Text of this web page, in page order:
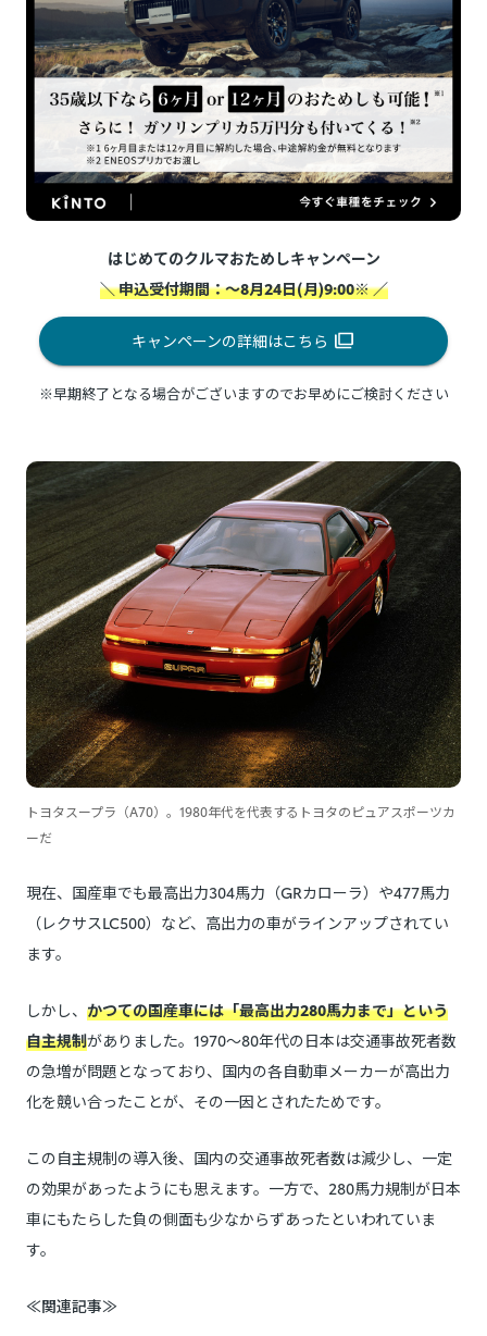
はじめてのクルマおためしキャンペーン
＼ 申込受付期間：～8月24日(月)9:00※ ／
キャンペーンの詳細はこちら
※早期終了となる場合がございますのでお早めにご検討ください
トヨタスープラ（A70）。1980年代を代表するトヨタのピュアスポーツカ
ーだ
現在、国産車でも最高出力304馬力（GRカローラ）や477馬力
（レクサスLC500）など、高出力の車がラインアップされてい
ます。
しかし、 かつての国産車には「最高出力280馬力まで」という
自主規制がありました。1970〜80年代の日本は交通事故死者数
の急増が問題となっており、国内の各自動車メーカーが高出力
化を競い合ったことが、その一因とされたためです。
この自主規制の導入後、国内の交通事故死者数は減少し、一定
の効果があったようにも思えます。一方で、280馬力規制が日本
車にもたらした負の側面も少なからずあったといわれていま
す。
≪関連記事≫